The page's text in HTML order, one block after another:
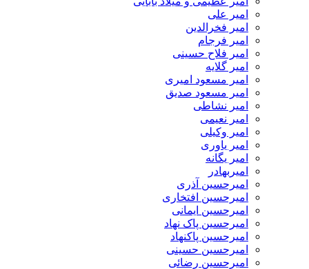
امیر علی
امیر فخرالدین
امیر فرجام
امیر فلاح حسینی
امیر گلایه
امیر مسعود امیری
امیر مسعود صدیق
امیر نشاطی
امیر نعیمی
امیر وکیلی
امیر یاوری
امیر یگانه
امیربهادر
امیرحسین آذری
امیرحسین افتخاری
امیرحسین ایمانی
امیرحسین پاک نهاد
امیرحسین پاکنهاد
امیرحسین حسینی
امیرحسین رضائی